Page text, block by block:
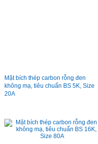
Mặt bích thép carbon rỗng đen
không mạ, tiêu chuẩn BS 5K, Size
20A